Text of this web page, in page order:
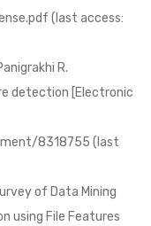
(last access:
R.
detection [Electronic
8318755 (last
of Data Mining
using File Features